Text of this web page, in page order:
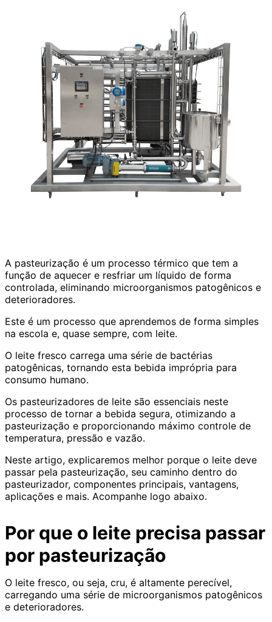
A pasteurização é um processo térmico que tem a
função de aquecer e resfriar um líquido de forma
controlada, eliminando microorganismos patogênicos e
deterioradores.
Este é um processo que aprendemos de forma simples
na escola e, quase sempre, com leite.
O leite fresco carrega uma série de bactérias
patogênicas, tornando esta bebida imprópria para
consumo humano.
Os pasteurizadores de leite são essenciais neste
processo de tornar a bebida segura, otimizando a
pasteurização e proporcionando máximo controle de
temperatura, pressão e vazão.
Neste artigo, explicaremos melhor porque o leite deve
passar pela pasteurização, seu caminho dentro do
pasteurizador, componentes principais, vantagens,
aplicações e mais. Acompanhe logo abaixo.
Por que o leite precisa passar
por pasteurização
O leite fresco, ou seja, cru, é altamente perecível,
carregando uma série de microorganismos patogênicos
e deterioradores.